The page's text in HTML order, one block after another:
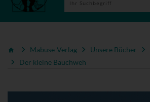
Mabuse-Verlag Unsere Bücher
Der kleine Bauchweh